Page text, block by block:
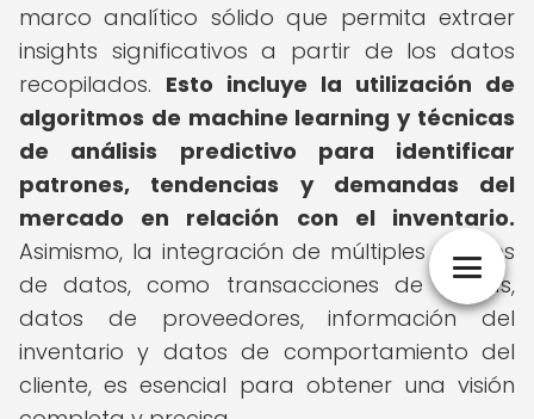
marco analítico sólido que permita extraer
insights significativos a partir de los datos
recopilados. Esto incluye la utilización de
algoritmos de machine learning y técnicas
de análisis predictivo para identificar
patrones, tendencias y demandas del
mercado en relación con el inventario.
Asimismo, la integración de múltiples fuentes
de datos, como transacciones de ventas,
datos de proveedores, información del
inventario y datos de comportamiento del
cliente, es esencial para obtener una visión